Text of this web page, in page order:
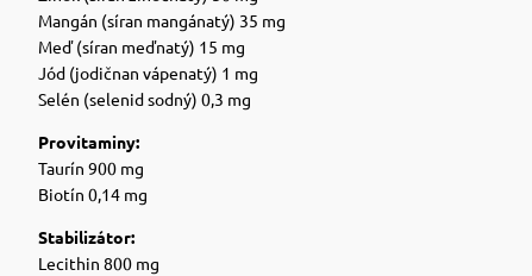
Mangán (síran mangánatý) 35 mg
Meď (síran meďnatý) 15 mg
Jód (jodičnan vápenatý) 1 mg
Selén (selenid sodný) 0,3 mg
Provitaminy:
Taurín 900 mg
Biotín 0,14 mg
Stabilizátor:
Lecithin 800 mg